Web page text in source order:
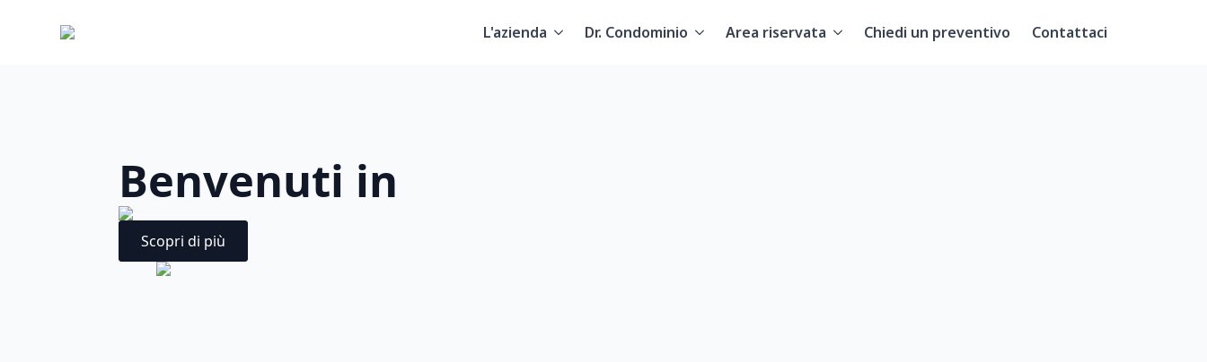
L'azienda Dr. Condominio Area riservata Chiedi un preventivo Contattaci
Benvenuti in
Scopri di più